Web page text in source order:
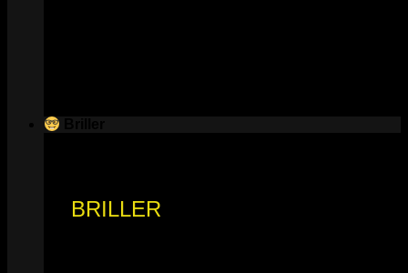
BRILLER